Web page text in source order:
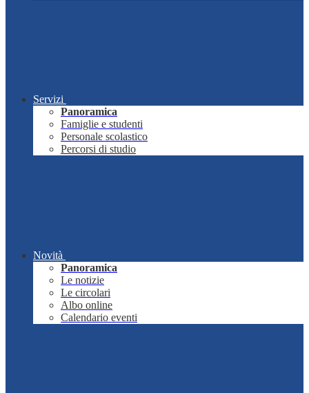
Servizi
Panoramica
Famiglie e studenti
Personale scolastico
Percorsi di studio
Novità
Panoramica
Le notizie
Le circolari
Albo online
Calendario eventi